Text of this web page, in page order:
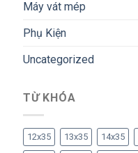
Máy vát mép
Phụ Kiện
Uncategorized
TỪ KHÓA
12x35 13x35 14x35